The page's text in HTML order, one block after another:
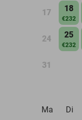
17 18
€232
24 25
€232
31
Ma
Di